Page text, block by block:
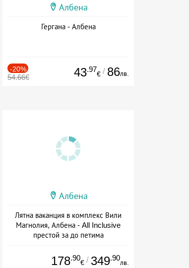
Албена
Гергана - Албена
-20%
54.66€ 43.97
€ / 86лв.
Албена
Лятна ваканция в комплекс Вили
Магнолия, Албена - All Inclusive
престой за до петима
178.90
€ / 349.90
лв.